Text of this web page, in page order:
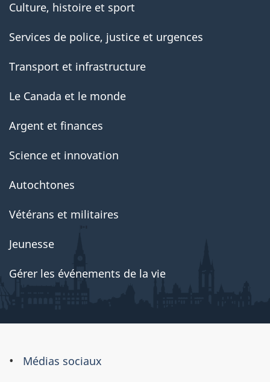
Culture, histoire et sport
Services de police, justice et urgences
Transport et infrastructure
Le Canada et le monde
Argent et finances
Science et innovation
Autochtones
Vétérans et militaires
Jeunesse
Gérer les événements de la vie
À
Médias sociaux